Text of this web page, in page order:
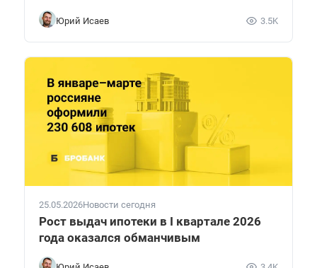
Юрий Исаев 3.5K
25.05.2026Новости сегодня
Рост выдач ипотеки в I квартале 2026
года оказался обманчивым